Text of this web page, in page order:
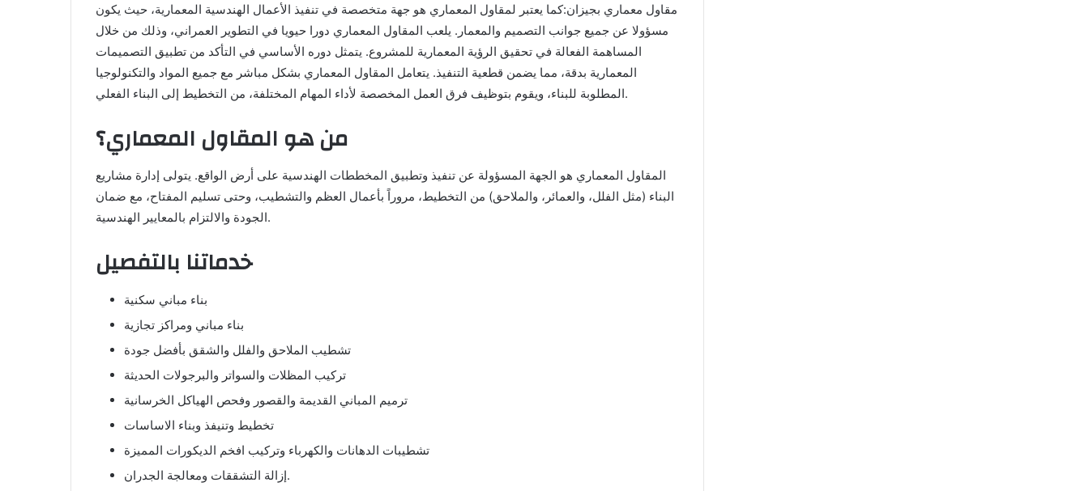
مقاول معماري بجيزان:كما يعتبر لمقاول المعماري هو جهة متخصصة في تنفيذ الأعمال الهندسية المعمارية، حيث يكون
مسؤولا عن جميع جوانب التصميم والمعمار. يلعب المقاول المعماري دورا حيويا في التطوير العمراني، وذلك من خلال
المساهمة الفعالة في تحقيق الرؤية المعمارية للمشروع. يتمثل دوره الأساسي في التأكد من تطبيق التصميمات
المعمارية بدقة، مما يضمن قطعية التنفيذ. يتعامل المقاول المعماري بشكل مباشر مع جميع المواد والتكنولوجيا
المطلوبة للبناء، ويقوم بتوظيف فرق العمل المخصصة لأداء المهام المختلفة، من التخطيط إلى البناء الفعلي.
من هو المقاول المعماري؟
المقاول المعماري هو الجهة المسؤولة عن تنفيذ وتطبيق المخططات الهندسية على أرض الواقع. يتولى إدارة مشاريع
البناء (مثل الفلل، والعمائر، والملاحق) من التخطيط، مروراً بأعمال العظم والتشطيب، وحتى تسليم المفتاح، مع ضمان
الجودة والالتزام بالمعايير الهندسية.
خدماتنا بالتفصيل
بناء مباني سكنية
بناء مباني ومراكز تجازية
تشطيب الملاحق والفلل والشقق بأفضل جودة
تركيب المظلات والسواتر والبرجولات الحديثة
ترميم المباني القديمة والقصور وفحص الهياكل الخرسانية
تخطيط وتنيفذ وبناء الاساسات
تشطيبات الدهانات والكهرباء وتركيب افخم الديكورات المميزة
إزالة التشققات ومعالجة الجدران.